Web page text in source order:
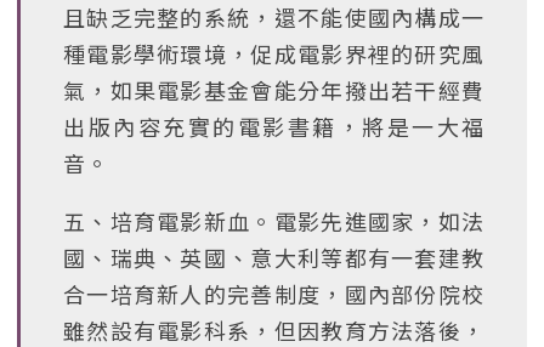
且缺乏完整的系統，還不能使國內構成一
種電影學術環境，促成電影界裡的研究風
氣，如果電影基金會能分年撥出若干經費
出版內容充實的電影書籍，將是一大福
音。
五、培育電影新血。電影先進國家，如法
國、瑞典、英國、意大利等都有一套建教
合一培育新人的完善制度，國內部份院校
雖然設有電影科系，但因教育方法落後，